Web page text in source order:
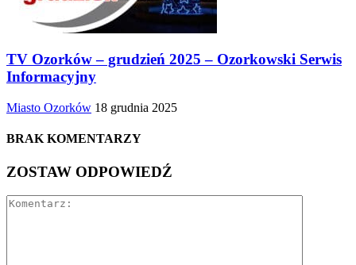
TV Ozorków – grudzień 2025 – Ozorkowski Serwis
Informacyjny
Miasto Ozorków 18 grudnia 2025
BRAK KOMENTARZY
ZOSTAW ODPOWIEDŹ